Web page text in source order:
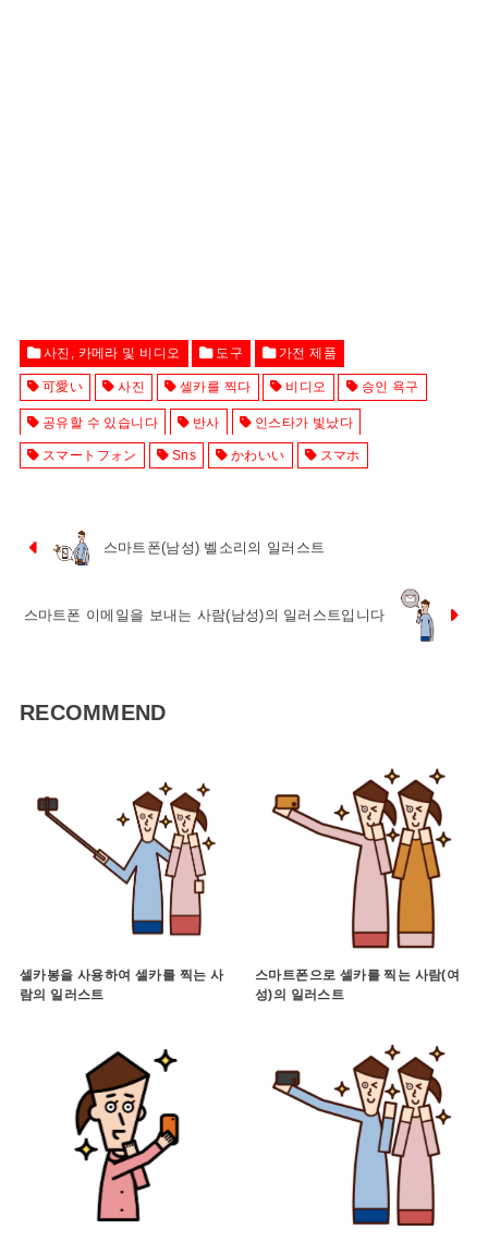
사진, 카메라 및 비디오 도구 가전 제품
可愛い 사진 셀카를 찍다 비디오 승인 욕구
공유할 수 있습니다 반사 인스타가 빛났다
スマートフォン Sns かわいい スマホ
스마트폰(남성) 벨소리의 일러스트
스마트폰 이메일을 보내는 사람(남성)의 일러스트입니다
RECOMMEND
셀카봉을 사용하여 셀카를 찍는 사
람의 일러스트
스마트폰으로 셀카를 찍는 사람(여
성)의 일러스트